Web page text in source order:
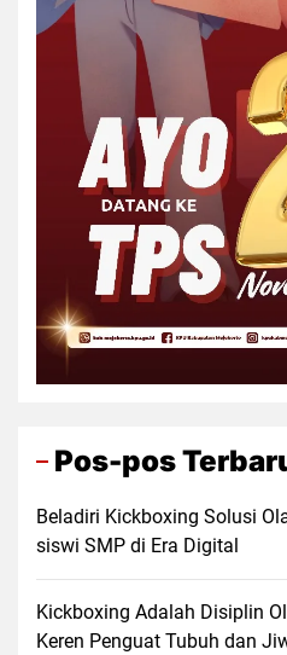
Pos-pos
Beladiri Kickboxing Solusi
siswi SMP di Era Digital
Kickboxing Adalah Disiplin
Keren Penguat Tubuh dan